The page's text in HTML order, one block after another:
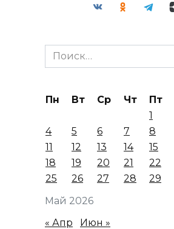
Search
for:
Май 2026
Пн Вт Ср Чт Пт
1
4
5 6 7 8
11
12 13 14 15
18
19 20 21 22
25
26 27 28 29
« Апр Июн »